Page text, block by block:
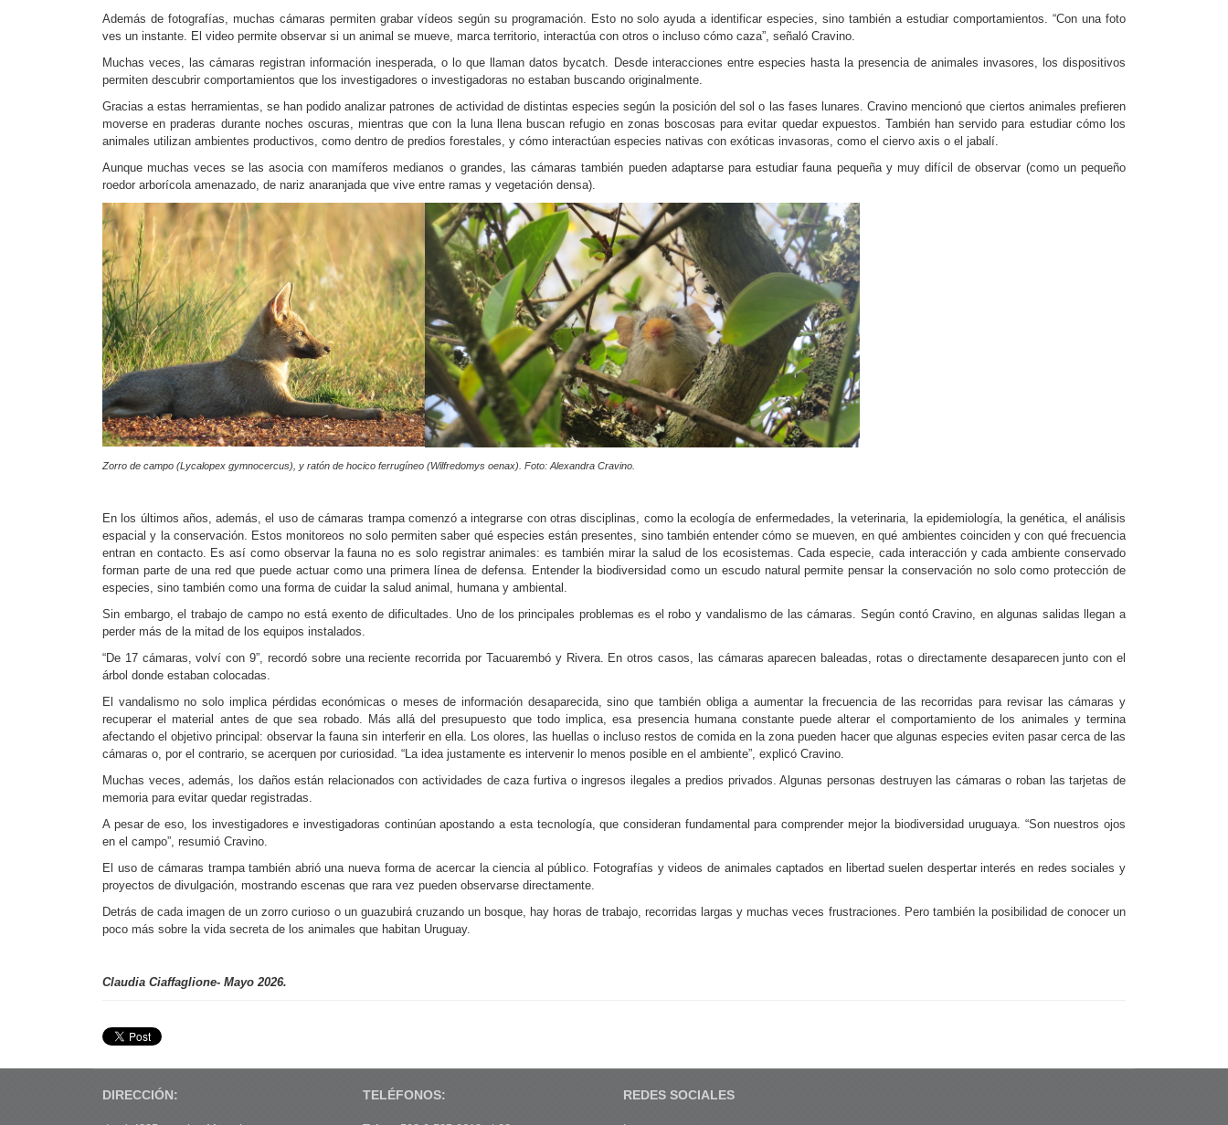
Además de fotografías, muchas cámaras permiten grabar vídeos según su programación. Esto no solo ayuda a identificar especies, sino también a estudiar comportamientos. “Con una foto
ves un instante. El video permite observar si un animal se mueve, marca territorio, interactúa con otros o incluso cómo caza”, señaló Cravino.
Muchas veces, las cámaras registran información inesperada, o lo que llaman datos bycatch. Desde interacciones entre especies hasta la presencia de animales invasores, los dispositivos
permiten descubrir comportamientos que los investigadores o investigadoras no estaban buscando originalmente.
Gracias a estas herramientas, se han podido analizar patrones de actividad de distintas especies según la posición del sol o las fases lunares. Cravino mencionó que ciertos animales prefieren
moverse en praderas durante noches oscuras, mientras que con la luna llena buscan refugio en zonas boscosas para evitar quedar expuestos. También han servido para estudiar cómo los
animales utilizan ambientes productivos, como dentro de predios forestales, y cómo interactúan especies nativas con exóticas invasoras, como el ciervo axis o el jabalí.
Aunque muchas veces se las asocia con mamíferos medianos o grandes, las cámaras también pueden adaptarse para estudiar fauna pequeña y muy difícil de observar (como un pequeño
roedor arborícola amenazado, de nariz anaranjada que vive entre ramas y vegetación densa).
Zorro de campo (Lycalopex gymnocercus) , y ratón de hocico ferrugíneo (Wilfredomys oenax). Foto: Alexandra Cravino.
En los últimos años, además, el uso de cámaras trampa comenzó a integrarse con otras disciplinas, como la ecología de enfermedades, la veterinaria, la epidemiología, la genética, el análisis
espacial y la conservación. Estos monitoreos no solo permiten saber qué especies están presentes, sino también entender cómo se mueven, en qué ambientes coinciden y con qué frecuencia
entran en contacto. Es así como observar la fauna no es solo registrar animales: es también mirar la salud de los ecosistemas. Cada especie, cada interacción y cada ambiente conservado
forman parte de una red que puede actuar como una primera línea de defensa. Entender la biodiversidad como un escudo natural permite pensar la conservación no solo como protección de
especies, sino también como una forma de cuidar la salud animal, humana y ambiental.
Sin embargo, el trabajo de campo no está exento de dificultades. Uno de los principales problemas es el robo y vandalismo de las cámaras. Según contó Cravino, en algunas salidas llegan a
perder más de la mitad de los equipos instalados.
“De 17 cámaras, volví con 9”, recordó sobre una reciente recorrida por Tacuarembó y Rivera. En otros casos, las cámaras aparecen baleadas, rotas o directamente desaparecen junto con el
árbol donde estaban colocadas.
El vandalismo no solo implica pérdidas económicas o meses de información desaparecida, sino que también obliga a aumentar la frecuencia de las recorridas para revisar las cámaras y
recuperar el material antes de que sea robado. Más allá del presupuesto que todo implica, esa presencia humana constante puede alterar el comportamiento de los animales y termina
afectando el objetivo principal: observar la fauna sin interferir en ella. Los olores, las huellas o incluso restos de comida en la zona pueden hacer que algunas especies eviten pasar cerca de las
cámaras o, por el contrario, se acerquen por curiosidad. “La idea justamente es intervenir lo menos posible en el ambiente”, explicó Cravino.
Muchas veces, además, los daños están relacionados con actividades de caza furtiva o ingresos ilegales a predios privados. Algunas personas destruyen las cámaras o roban las tarjetas de
memoria para evitar quedar registradas.
A pesar de eso, los investigadores e investigadoras continúan apostando a esta tecnología, que consideran fundamental para comprender mejor la biodiversidad uruguaya. “Son nuestros ojos
en el campo”, resumió Cravino.
El uso de cámaras trampa también abrió una nueva forma de acercar la ciencia al público. Fotografías y videos de animales captados en libertad suelen despertar interés en redes sociales y
proyectos de divulgación, mostrando escenas que rara vez pueden observarse directamente.
Detrás de cada imagen de un zorro curioso o un guazubirá cruzando un bosque, hay horas de trabajo, recorridas largas y muchas veces frustraciones. Pero también la posibilidad de conocer un
poco más sobre la vida secreta de los animales que habitan Uruguay.
Claudia Ciaffaglione- Mayo 2026.
DIRECCIÓN: TELÉFONOS: REDES SOCIALES